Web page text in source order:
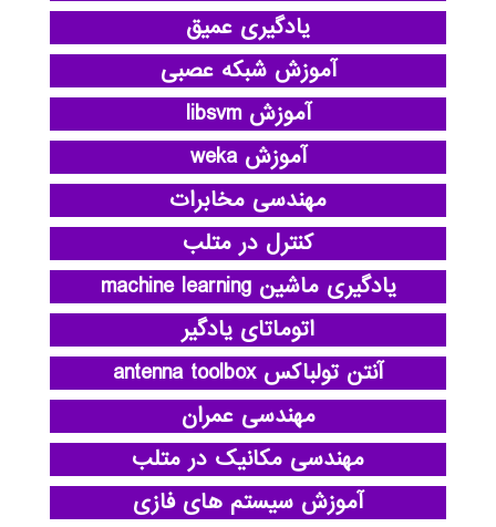
یادگیری عمیق
آموزش شبکه عصبی
آموزش libsvm
آموزش weka
مهندسی مخابرات
کنترل در متلب
یادگیری ماشین machine learning
اتوماتای یادگیر
آنتن تولباکس antenna toolbox
مهندسی عمران
مهندسی مکانیک در متلب
آموزش سیستم های فازی